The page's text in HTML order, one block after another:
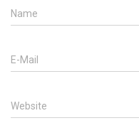
Name
E-Mail
Website